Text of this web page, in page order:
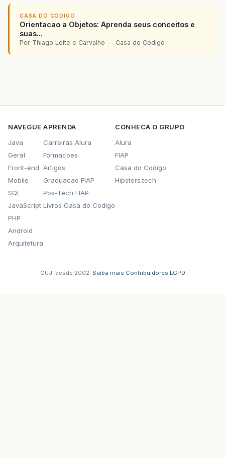
CASA DO CODIGO
Orientacao a Objetos: Aprenda seus conceitos e
suas...
Por Thiago Leite e Carvalho — Casa do Codigo
NAVEGUE
Java
Geral
Front-end
Mobile
SQL
JavaScript
PHP
Android
Arquitetura
APRENDA
Carreiras Alura
Formacoes
Artigos
Graduacao FIAP
Pos-Tech FIAP
Livros Casa do Codigo
CONHECA O GRUPO
Alura
FIAP
Casa do Codigo
Hipsters.tech
GUJ: desde 2002. Saiba mais Contribuidores LGPD